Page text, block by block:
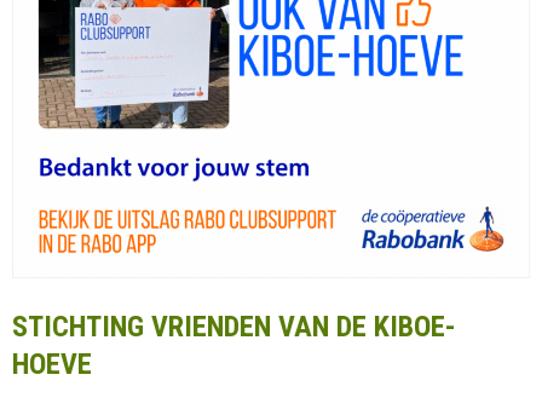
STICHTING VRIENDEN VAN DE KIBOE-
HOEVE